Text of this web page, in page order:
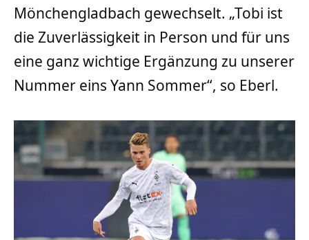
Mönchengladbach gewechselt. „Tobi ist
die Zuverlässigkeit in Person und für uns
eine ganz wichtige Ergänzung zu unserer
Nummer eins Yann Sommer“, so Eberl.